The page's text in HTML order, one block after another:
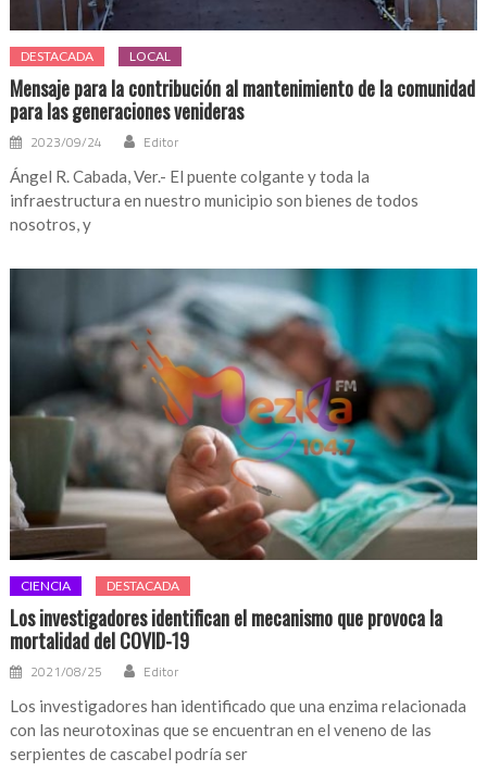
DESTACADA LOCAL
Mensaje para la contribución al mantenimiento de la comunidad
para las generaciones venideras
2023/09/24 Editor
Ángel R. Cabada, Ver.- El puente colgante y toda la
infraestructura en nuestro municipio son bienes de todos
nosotros, y
CIENCIA DESTACADA
Los investigadores identifican el mecanismo que provoca la
mortalidad del COVID-19
2021/08/25 Editor
Los investigadores han identificado que una enzima relacionada
con las neurotoxinas que se encuentran en el veneno de las
serpientes de cascabel podría ser